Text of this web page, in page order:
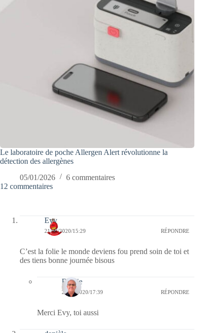
Le laboratoire de poche Allergen Alert révolutionne la
détection des allergènes
05/01/2026
6 commentaires
12 commentaires
Evy
21/03/2020/15:29 RÉPONDRE
C’est la folie le monde deviens fou prend soin de toi et
des tiens bonne journée bisous
Bernie
22/03/2020/17:39 RÉPONDRE
Merci Evy, toi aussi